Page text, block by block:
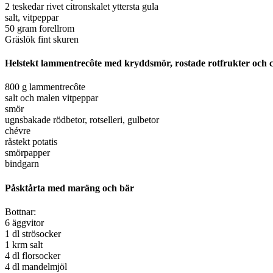
2 teskedar rivet citronskalet yttersta gula
salt, vitpeppar
50 gram forellrom
Gräslök fint skuren
Helstekt lammentrecôte med kryddsmör, rostade rotfrukter och
800 g lammentrecôte
salt och malen vitpeppar
smör
ugnsbakade rödbetor, rotselleri, gulbetor
chévre
råstekt potatis
smörpapper
bindgarn
Påsktårta med maräng och bär
Bottnar:
6 äggvitor
1 dl strösocker
1 krm salt
4 dl florsocker
4 dl mandelmjöl